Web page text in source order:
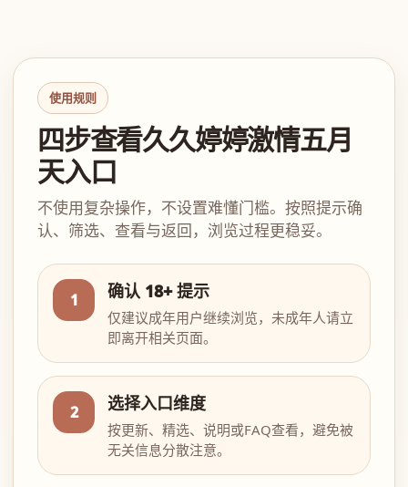
使用规则
四步查看久久婷婷激情五月
天入口
不使用复杂操作，不设置难懂门槛。按照提示确
认、筛选、查看与返回，浏览过程更稳妥。
1 确认 18+ 提示
仅建议成年用户继续浏览，未成年人请立
即离开相关页面。
2 选择入口维度
按更新、精选、说明或FAQ查看，避免被
无关信息分散注意。